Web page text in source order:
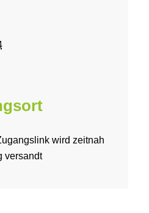
wird zeitnah
versandt